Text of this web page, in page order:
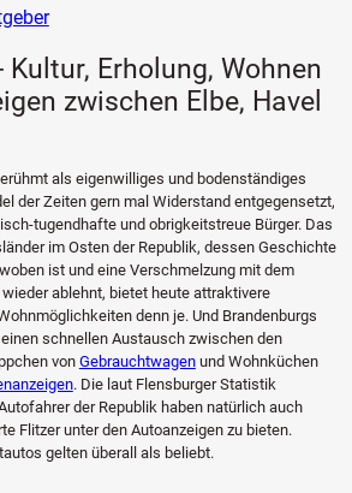
Kultur, Erholung, Wohnen
zwischen Elbe, Havel
als eigenwilliges und bodenständiges
der Zeiten gern mal Widerstand entgegensetzt,
tugendhafte und obrigkeitstreue Bürger. Das
im Osten der Republik, dessen Geschichte
ist und eine Verschmelzung mit dem
ablehnt, bietet heute attraktivere
denn je. Und Brandenburgs
schnellen Austausch zwischen den
von Gebrauchtwagenund Wohnküchen
. Die laut Flensburger Statistik
der Republik haben natürlich auch
Flitzer unter den Autoanzeigen zu bieten.
gelten überall als beliebt.